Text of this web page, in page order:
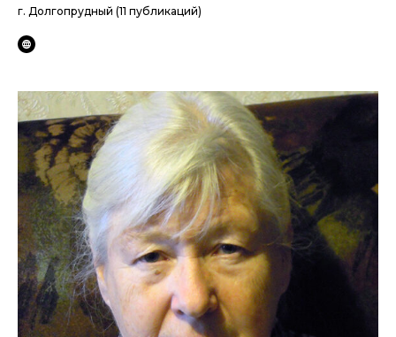
г. Долгопрудный (11 публикаций)